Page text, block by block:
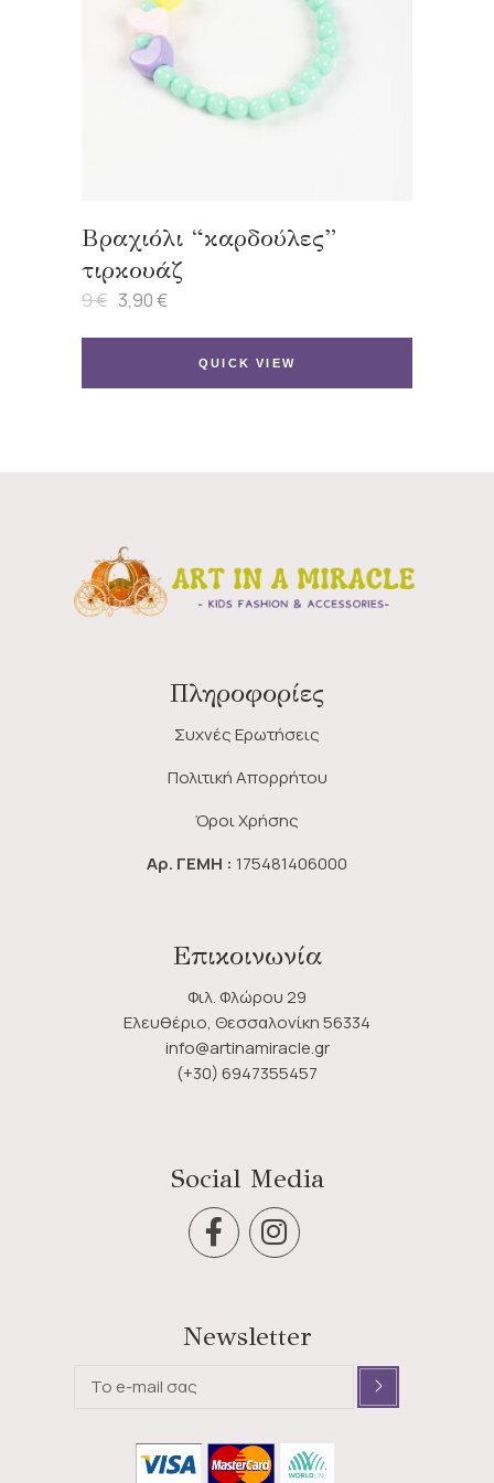
Βραχιόλι “καρδούλες”
τιρκουάζ
9€ Original
was:
3,90€
Η
τιμή
QUICK VIEW
Πληροφορίες
Συχνές Ερωτήσεις
Πολιτική Απορρήτου
Όροι Χρήσης
Αρ. ΓΕΜΗ : 175481406000
Επικοινωνία
Φιλ. Φλώρου 29
Ελευθέριο, Θεσσαλονίκη 56334
info@artinamiracle.gr
(+30) 6947355457
Social Media
Newsletter